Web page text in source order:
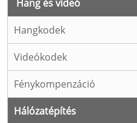
Hang és videó
Hangkodek
Videókodek
Fénykompenzáció
Hálózatépítés